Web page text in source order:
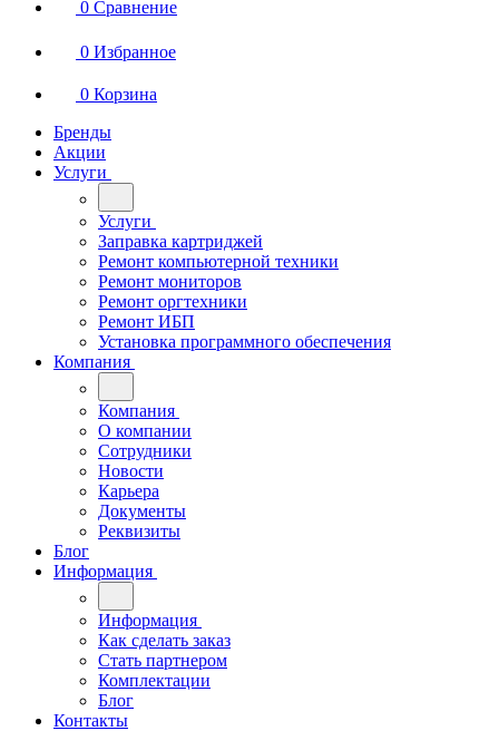
0 Сравнение
0 Избранное
0 Корзина
Бренды
Акции
Услуги
Услуги
Заправка картриджей
Ремонт компьютерной техники
Ремонт мониторов
Ремонт оргтехники
Ремонт ИБП
Установка программного обеспечения
Компания
Компания
О компании
Сотрудники
Новости
Карьера
Документы
Реквизиты
Блог
Информация
Информация
Как сделать заказ
Стать партнером
Комплектации
Блог
Контакты